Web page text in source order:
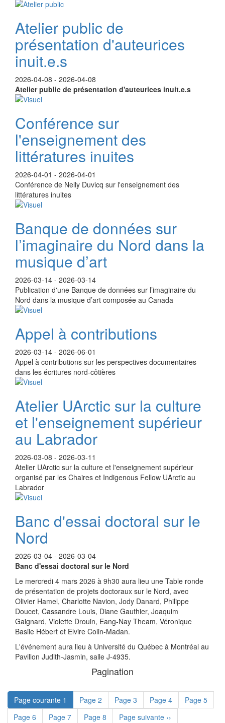
Atelier public de
présentation d'auteurices
inuit.e.s
2026-04-08 - 2026-04-08
Atelier public de présentation d'auteurices inuit.e.s
Conférence sur
l'enseignement des
littératures inuites
2026-04-01 - 2026-04-01
Conférence de Nelly Duvicq sur l'enseignement des
littératures inuites
Banque de données sur
l’imaginaire du Nord dans la
musique d’art
2026-03-14 - 2026-03-14
Publication d'une Banque de données sur l’imaginaire du
Nord dans la musique d’art composée au Canada
Appel à contributions
2026-03-14 - 2026-06-01
Appel à contributions sur les perspectives documentaires
dans les écritures nord-côtières
Atelier UArctic sur la culture
et l'enseignement supérieur
au Labrador
2026-03-08 - 2026-03-11
Atelier UArctic sur la culture et l'enseignement supérieur
organisé par les Chaires et Indigenous Fellow UArctic au
Labrador
Banc d'essai doctoral sur le
Nord
2026-03-04 - 2026-03-04
Banc d'essai doctoral sur le Nord
Le mercredi 4 mars 2026 à 9h30 aura lieu une Table ronde
de présentation de projets doctoraux sur le Nord, avec
Olivier Hamel, Charlotte Navion, Jody Danard, Philippe
Doucet, Cassandre Louis, Diane Gauthier, Joaquim
Gaignard, Violette Drouin, Eang-Nay Theam, Véronique
Basile Hébert et Elvire Colin-Madan.
L'événement aura lieu à Université du Québec à Montréal au
Pavillon Judith-Jasmin, salle J-4935.
Pagination
Page courante 1 Page 2 Page 3 Page 4 Page 5
Page 6 Page 7 Page 8 Page suivante ››